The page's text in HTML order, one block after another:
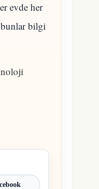
evde her
bunlar bilgi